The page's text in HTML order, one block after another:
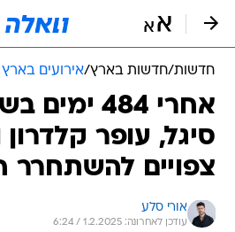
חדשות/חדשות בארץ/אירועים בארץ
אחרי 484
סיגל, עופר קלדרון
צפויים להשתחרר
אורי סלע
עודכן לאחרונה: 1.2.2025 / 6:24